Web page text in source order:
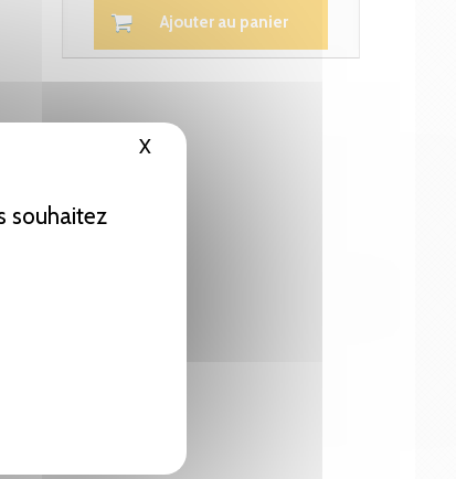
souhaitez
X Masquer le bandeau des cookies
Ajouter au panier